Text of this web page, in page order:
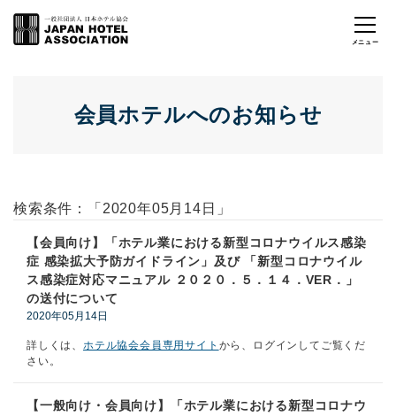
会員ホテルへのお知らせ
検索条件：「2020年05月14日」
【会員向け】「ホテル業における新型コロナウイルス感染
症 感染拡大予防ガイドライン」及び 「新型コロナウイル
ス感染症対応マニュアル ２０２０．５．１４．VER．」
の送付について
2020年05月14日
詳しくは、 ホテル協会会員専用サイト から、ログインしてご覧くだ
さい。
【一般向け・会員向け】「ホテル業における新型コロナウ